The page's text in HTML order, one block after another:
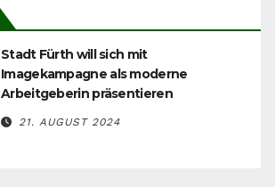
Stadt Fürth will sich mit
Imagekampagne als moderne
Arbeitgeberin präsentieren
21. AUGUST 2024